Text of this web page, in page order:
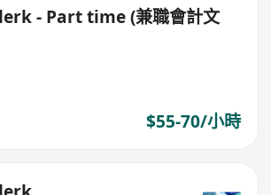
- Part time (兼職會計文
$55-70/小時